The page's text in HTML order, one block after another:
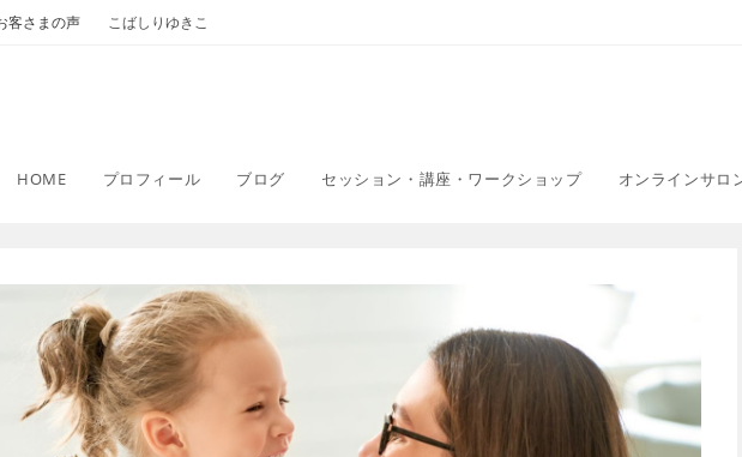
客さまの声 こばしりゆきこ
HOME プロフィール ブログ セッション・講座・ワークショップ オンラインサロ